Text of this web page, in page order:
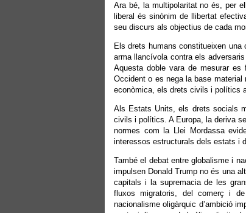
Ara bé, la multipolaritat no és, per
liberal és sinònim de llibertat
seu discurs als objectius de cada
Els drets humans constitueixen
arma llancívola contra els
Aquesta doble vara de mesurar
Occident o es nega la base
econòmica, els drets civils i polítics
Als Estats Units, els drets socials
civils i polítics. A Europa, la deriva
normes com la Llei Mordassa
interessos estructurals dels estats i
També el debat entre globalisme i
impulsen Donald Trump no és una
capitals i la supremacia de les
fluxos migratoris, del comerç i
nacionalisme oligàrquic d’ambició